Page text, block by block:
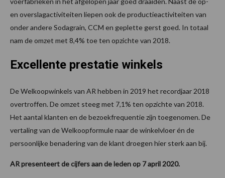
en overslagactiviteiten liepen ook de productieactiviteiten van
onder andere Sodagrain, CCM en geplette gerst goed. In totaal
nam de omzet met 8,4% toe ten opzichte van 2018.
Excellente prestatie winkels
De Welkoopwinkels van AR hebben in 2019 het recordjaar 2018
overtroffen. De omzet steeg met 7,1% ten opzichte van 2018.
Het aantal klanten en de bezoekfrequentie zijn toegenomen. De
vertaling van de Welkoopformule naar de winkelvloer én de
persoonlijke benadering van de klant droegen hier sterk aan bij.
AR presenteert de cijfers aan de leden op 7 april 2020.